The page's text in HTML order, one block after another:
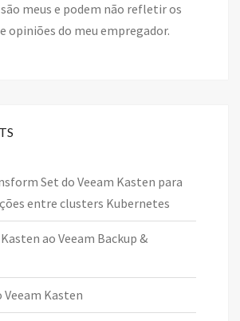
meus e podem não refletir os
opiniões do meu empregador.
Set do Veeam Kasten para
entre clusters Kubernetes
ao Veeam Backup &
Kasten